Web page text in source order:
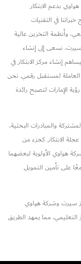
بدعم الابتكار
في التقنيات
وأنظمة التخزين عالية
نسعى إلى إنشاء
إنشاء مركز الابتكار في
لمستقبل رقمي. نحن
الإمارات لتصبح رائدة
والمبادرات البحثية،
الابتكار. كجزء من
هواوي الأولوية لبعضهما
على تأمين التمويل
سيرت وشركة هواوي
التعليمي، مما يمهد الطريق